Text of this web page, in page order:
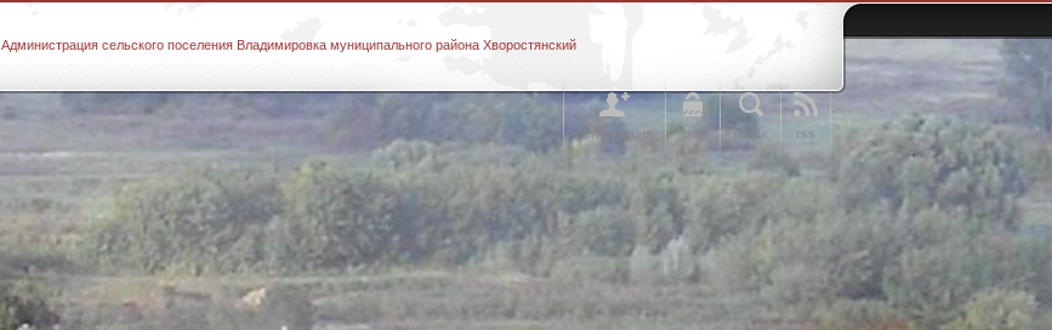
Администрация сельского поселения Владимировка муниципального района Хворостянский
регистрация вход поиск rss